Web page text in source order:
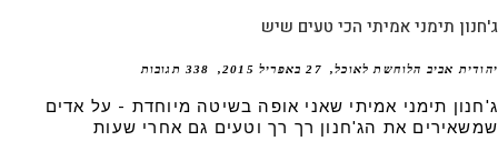
תימני אמיתי הכי טעים שיש
אביב הלוחשת לאוכל 27 באפריל 2015 338 תגובות
תימני אמיתי שאני אופה בשיטה מיוחדת - על אדים
את הג'חנון רך רך וטעים גם אחרי שעות